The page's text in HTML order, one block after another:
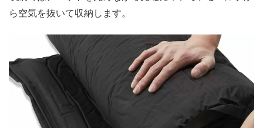
ら空気を抜いて収納します。